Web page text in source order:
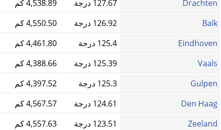
Drachten
127.67 درجة
4,538.89 كم
Balk
126.92 درجة
4,550.50 كم
Eindhoven
125.4 درجة
4,461.80 كم
Vaals
125.39 درجة
4,388.66 كم
Gulpen
125.3 درجة
4,397.52 كم
Den Haag
124.61 درجة
4,567.57 كم
Zeeland
123.51 درجة
4,557.63 كم